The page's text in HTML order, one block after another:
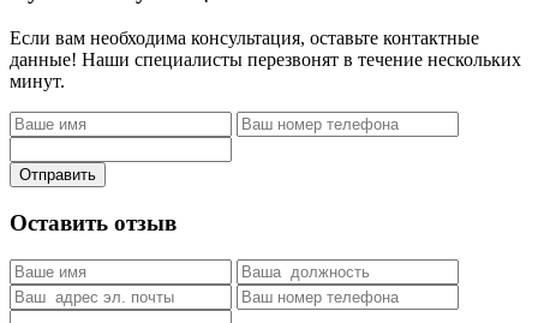
Если вам необходима консультация, оставьте контактные
данные! Наши специалисты перезвонят в течение нескольких
минут.
Отправить
Оставить отзыв